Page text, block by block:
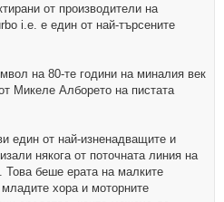
от производители на
i.e. е един от най-търсените
на 80-те години на миналия век
Микеле Алборето на пистата
един от най-изненадващите и
някога от поточната линия на
Това беше ерата на малките
младите хора и моторните